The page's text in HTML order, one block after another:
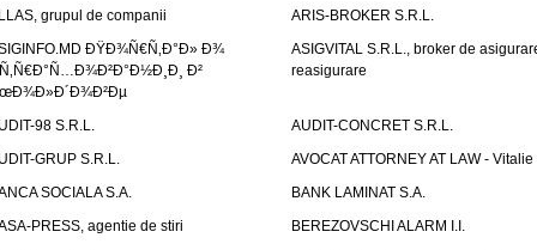
grupul de companii
ARIS-BROKER S.R.L.
ÐŸÐ¾Ñ€Ñ‚Ð°Ð» Ð¾
Ð²
ASIGVITAL S.R.L., broker de
reasigurare
98 S.R.L.
AUDIT-CONCRET S.R.L.
GRUP S.R.L.
AVOCAT ATTORNEY AT LAW - Vitalie
SOCIALA S.A.
BANK LAMINAT S.A.
PRESS, agentie de stiri
BEREZOVSCHI ALARM I.I.